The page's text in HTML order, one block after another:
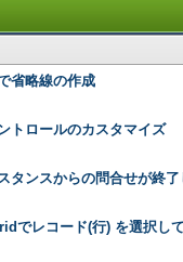
省略線の作成
トロールのカスタマイズ
タンスからの問合せが終了
でレコード(行) を選択し